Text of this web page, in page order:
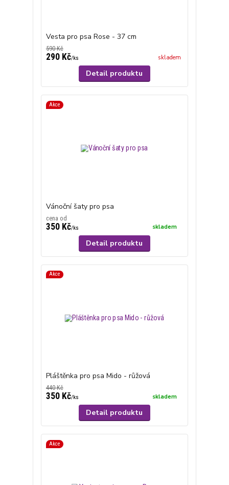
Vesta pro psa Rose - 37 cm
590 Kč
290 Kč/ks skladem
Detail produktu
Akce
Vánoční šaty pro psa
cena od
350 Kč/ks skladem
Detail produktu
Akce
Pláštěnka pro psa Mido - růžová
440 Kč
350 Kč/ks skladem
Detail produktu
Akce